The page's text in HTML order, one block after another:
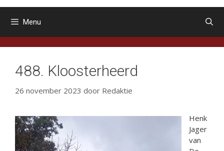
Menu
488. Kloosterheerd
26 november 2023 door Redaktie
Henk
Jager
van